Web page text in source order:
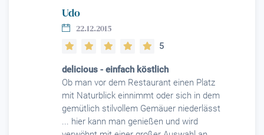
Udo
22.12.2015
5
delicious - einfach köstlich
Ob man vor dem Restaurant einen Platz
mit Naturblick einnimmt oder sich in dem
gemütlich stilvollem Gemäuer niederlässt
... hier kann man genießen und wird